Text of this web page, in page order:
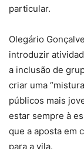
particular.
Olegário
introduzir
a inclusão de
criar uma
públicos mais
estar sempre à
que a aposta em
para a vila.